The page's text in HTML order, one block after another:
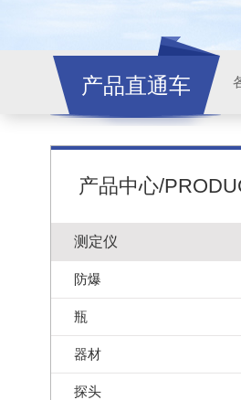
产品直通车
产品中心/
测定仪
防爆
瓶
器材
探头